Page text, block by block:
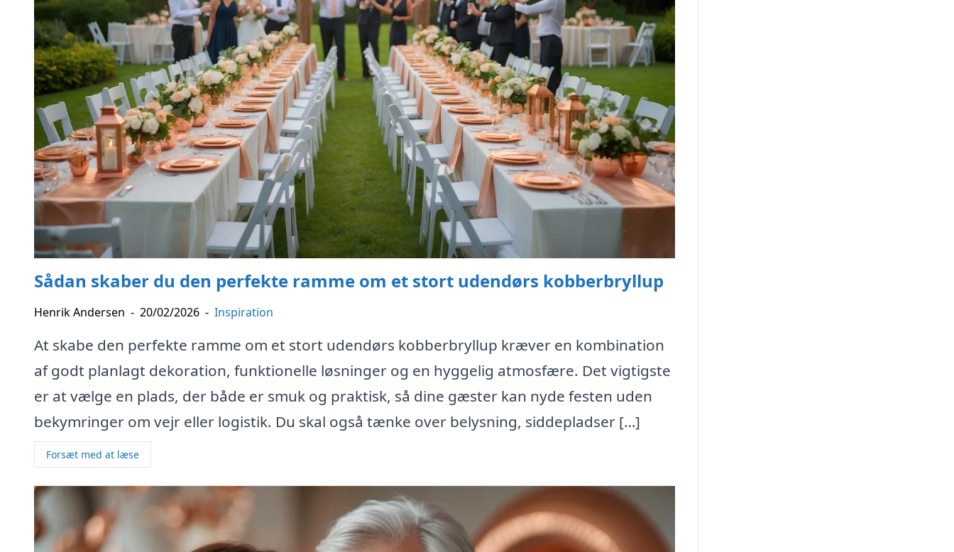
Sådan skaber du den perfekte ramme om et stort udendørs kobberbryllup
Henrik Andersen - 20/02/2026 - Inspiration
At skabe den perfekte ramme om et stort udendørs kobberbryllup kræver en kombination
af godt planlagt dekoration, funktionelle løsninger og en hyggelig atmosfære. Det vigtigste
er at vælge en plads, der både er smuk og praktisk, så dine gæster kan nyde festen uden
bekymringer om vejr eller logistik. Du skal også tænke over belysning, siddepladser […]
Forsæt med at læse